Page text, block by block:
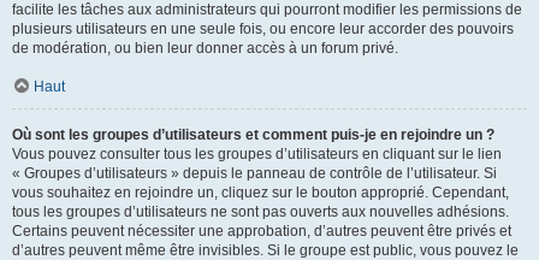
facilite les tâches aux administrateurs qui pourront modifier les permissions de
plusieurs utilisateurs en une seule fois, ou encore leur accorder des pouvoirs
de modération, ou bien leur donner accès à un forum privé.
Haut
Où sont les groupes d’utilisateurs et comment puis-je en rejoindre un ?
Vous pouvez consulter tous les groupes d’utilisateurs en cliquant sur le lien
« Groupes d’utilisateurs » depuis le panneau de contrôle de l’utilisateur. Si
vous souhaitez en rejoindre un, cliquez sur le bouton approprié. Cependant,
tous les groupes d’utilisateurs ne sont pas ouverts aux nouvelles adhésions.
Certains peuvent nécessiter une approbation, d’autres peuvent être privés et
d’autres peuvent même être invisibles. Si le groupe est public, vous pouvez le